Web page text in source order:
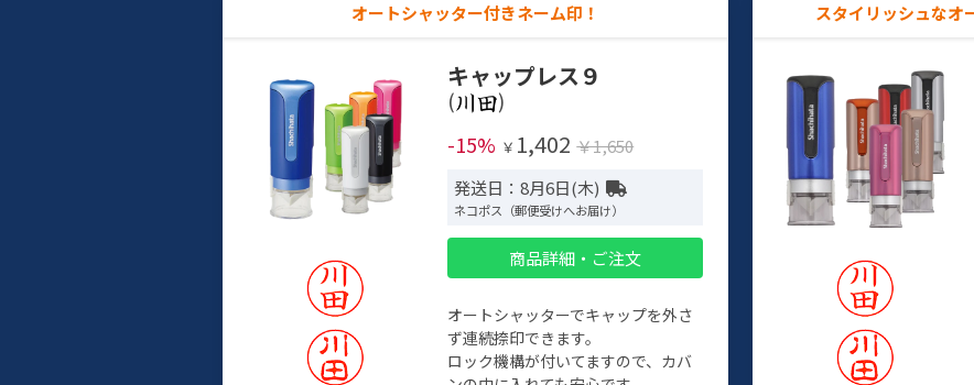
オートシャッター付きネーム印！
キャップレス９
(
)
-15% ￥ 1,402 ￥1,650
発送日：8月6日(木)
ネコポス（郵便受けへお届け）
商品詳細・ご注文
オートシャッターでキャップを外さ
ず連続捺印できます。
ロック機構が付いてますので、カバ
スタイリッシュなオ